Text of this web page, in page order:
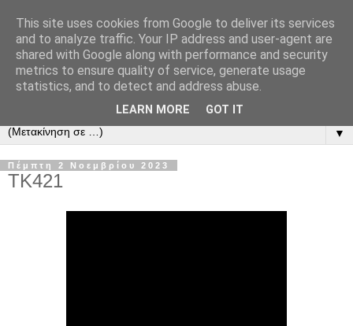
▼
Πέμπτη 2 Νοεμβρίου 2023
ΤΚ421
This site uses cookies from Google to deliver its services
and to analyze traffic. Your IP address and user-agent are
shared with Google along with performance and security
metrics to ensure quality of service, generate usage
statistics, and to detect and address abuse.
LEARN MORE GOT IT